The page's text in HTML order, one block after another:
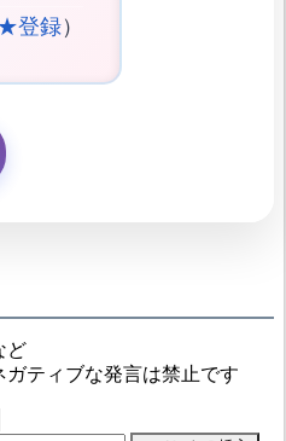
登録）
ど
ティブな発言は禁止です